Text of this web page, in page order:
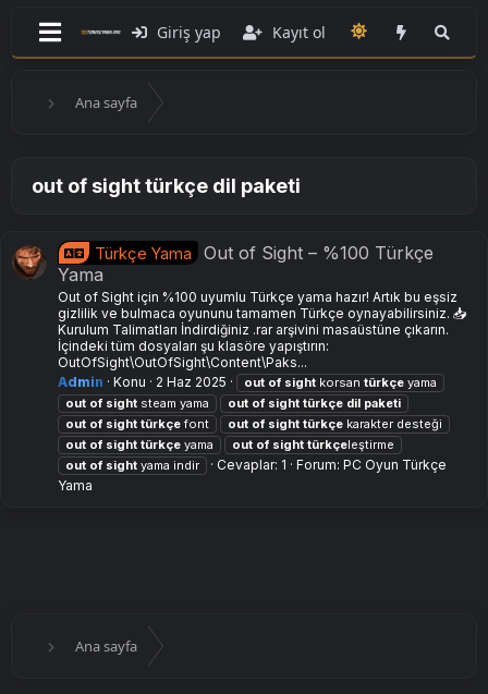
Giriş yap Kayıt ol
Ana sayfa
out of sight türkçe dil paketi
Türkçe Yama
Out of Sight – %100 Türkçe
Yama
Out of Sight için %100 uyumlu Türkçe yama hazır! Artık bu eşsiz
gizlilik ve bulmaca oyununu tamamen Türkçe oynayabilirsiniz. 📥
Kurulum Talimatları İndirdiğiniz .rar arşivini masaüstüne çıkarın.
İçindeki tüm dosyaları şu klasöre yapıştırın:
OutOfSight\OutOfSight\Content\Paks...
Admin
Konu 2 Haz 2025 out of sight korsan türkçe yama
out of sight steam yama out of sight türkçe dil paketi
out of sight türkçefont out of sight türkçe karakter desteği
out of sight türkçe yama out of sight türkçeleştirme
out of sight yama indir Cevaplar: 1 Forum: PC Oyun Türkçe
Yama
Ana sayfa